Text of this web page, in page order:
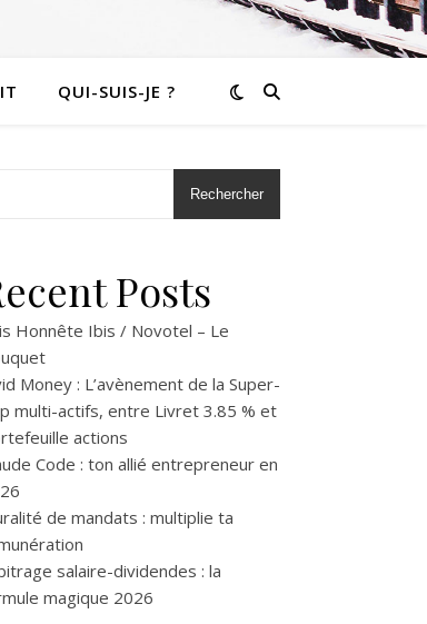
QUI-SUIS-JE ?
Rechercher
Posts
Honnête Ibis / Novotel – Le
Money : L’avènement de la Super-
multi-actifs, entre Livret 3.85 % et
actions
Code : ton allié entrepreneur en
de mandats : multiplie ta
salaire-dividendes : la
magique 2026